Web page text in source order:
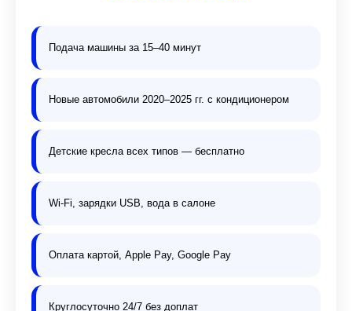
Подача машины за 15–40 минут
Новые автомобили 2020–2025 гг. с кондиционером
Детские кресла всех типов — бесплатно
Wi-Fi, зарядки USB, вода в салоне
Оплата картой, Apple Pay, Google Pay
Круглосуточно 24/7 без доплат